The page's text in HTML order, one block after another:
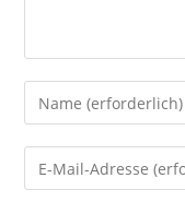
Gib
deinen
Namen
oder
Gib
deine